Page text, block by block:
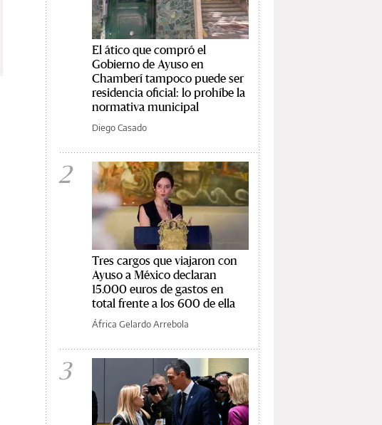
El ático que compró el
Gobierno de Ayuso en
Chamberí tampoco puede ser
residencia oficial: lo prohíbe la
normativa municipal
Diego Casado
2
Tres cargos que viajaron con
Ayuso a México declaran
15.000 euros de gastos en
total frente a los 600 de ella
África Gelardo Arrebola
3